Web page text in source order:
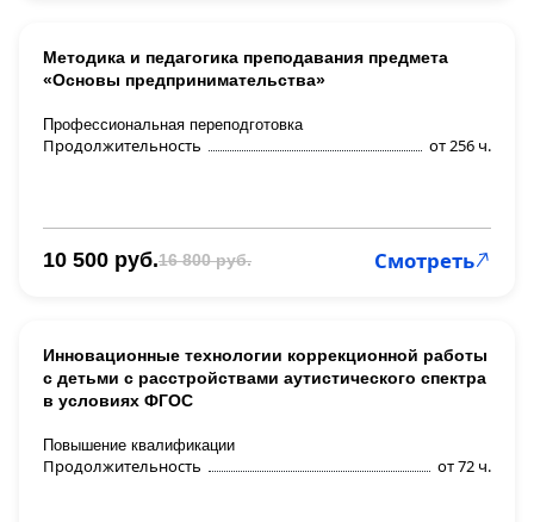
Методика и педагогика преподавания предмета
«Основы предпринимательства»
Профессиональная переподготовка
Продолжительность от 256 ч.
10 500 руб.16 800 руб. Смотреть
Инновационные технологии коррекционной работы
с детьми с расстройствами аутистического спектра
в условиях ФГОС
Повышение квалификации
Продолжительность от 72 ч.